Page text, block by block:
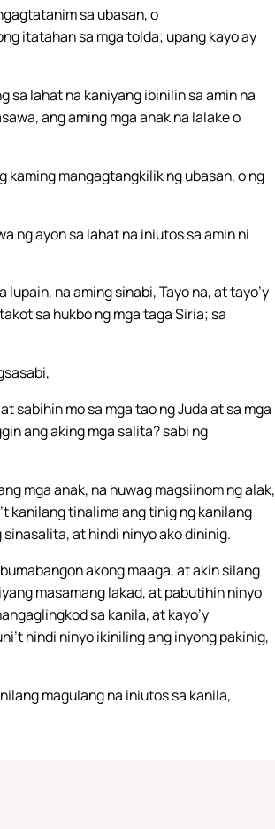
sa ubasan, o
itatahan sa mga tolda; upang kayo ay
sa lahat na kaniyang ibinilin sa amin na
ang aming mga anak na lalake o
kaming mangagtangkilik ng ubasan, o ng
ng ayon sa lahat na iniutos sa amin ni
na aming sinabi, Tayo na, at tayo’y
sa hukbo ng mga taga Siria; sa
sabihin mo sa mga tao ng Juda at sa mga
ang aking mga salita? sabi ng
mga anak, na huwag magsiinom ng alak,
kanilang tinalima ang tinig ng kanilang
at hindi ninyo ako dininig.
akong maaga, at akin silang
masamang lakad, at pabutihin ninyo
sa kanila, at kayo’y
hindi ninyo ikiniling ang inyong pakinig,
magulang na iniutos sa kanila,